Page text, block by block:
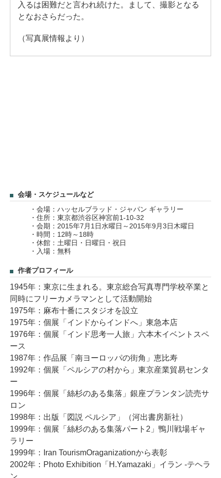
入るは困難だと言われ続けた。まして、撮影となる
となおさらだった。
（写真展情報より）
会場・スケジュールなど
・会場：ハッセルブラッド・ジャパン ギャラリー
・住所：東京都渋谷区神宮前1-10-32
・会期：2015年7月1日水曜日～2015年9月3日木曜日
・時間：12時～18時
・休館：土曜日・日曜日・祝日
・入場：無料
作者プロフィール
1945年：東京に生まれる。東京総合写真専門学校卒業と
同時にフリーカメラマンとして活動開始
1975年：麻布十番にスタジオを設立
1975年：個展「インドからインドへ」東急本店
1976年：個展「インド思考一人旅」六本木イベントスペ
ース
1987年：作品展「南ヨーロッパの街角」恵比寿
1992年：個展「ペルシアの村から」東京産業貿易センタ
ー
1996年：個展「絲杉のある集落」銀座プランタン読売サ
ロン
1998年：出版「図説 ペルシア」（河出書房新社）
1999年：個展「絲杉のある集落パート2」鴨川戦場ギャ
ラリー
1999年：Iran TourismOraganizationから表彰
2002年：Photo Exhibition「H.Yamazaki」イラン -テヘラ
ン